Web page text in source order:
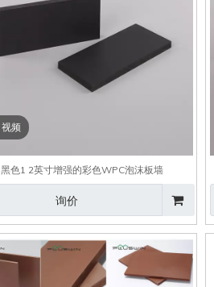
视频
黑色1 2英寸增强的彩色WPC泡沫板墙
询价